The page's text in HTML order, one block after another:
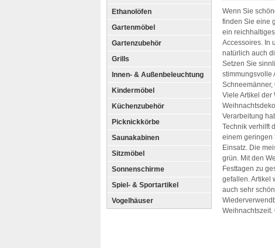
Ethanolöfen
Gartenmöbel
Gartenzubehör
Grills
Innen- & Außenbeleuchtung
Kindermöbel
Küchenzubehör
Picknickkörbe
Saunakabinen
Sitzmöbel
Sonnenschirme
Spiel- & Sportartikel
Vogelhäuser
Wenn Sie
finden Sie eine
ein
Accessoires. In
natürlich auch
Setzen Sie
stimmungsvolle
Viele Artikel der
Verarbeitung
Technik verhilft
einem geringen
Einsatz. Die
grün. Mit den
Festtagen zu
gefallen. Artikel
auch sehr
Weihnachtszeit.